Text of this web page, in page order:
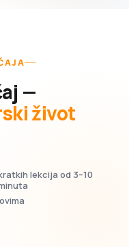
—
život
lekcija od 3–10